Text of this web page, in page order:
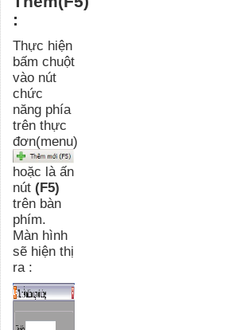
:
Thực hiện
bấm chuột
vào nút
chức
năng phía
trên thực
đơn(menu)
hoặc là ấn
nút (F5)
trên bàn
phím.
Màn hình
sẽ hiện thị
ra :